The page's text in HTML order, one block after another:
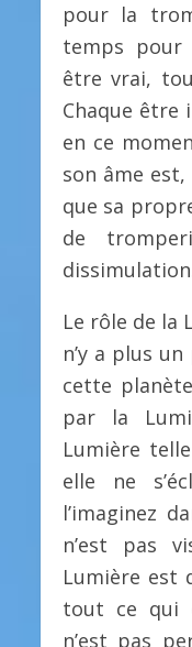
pour la
temps
être vrai,
Chaque être
en ce
son âme
que sa
de
Le rôle de la
n’y a plus
cette
par la
Lumière
elle ne
l’imaginez
n’est pas
Lumière est
tout ce qui
n’est pas